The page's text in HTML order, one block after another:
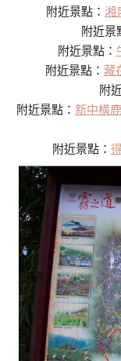
附近景點： 湘
附近景
附近景點：
附近景點： 藏
附
附近景點： 新中橫
附近景點：